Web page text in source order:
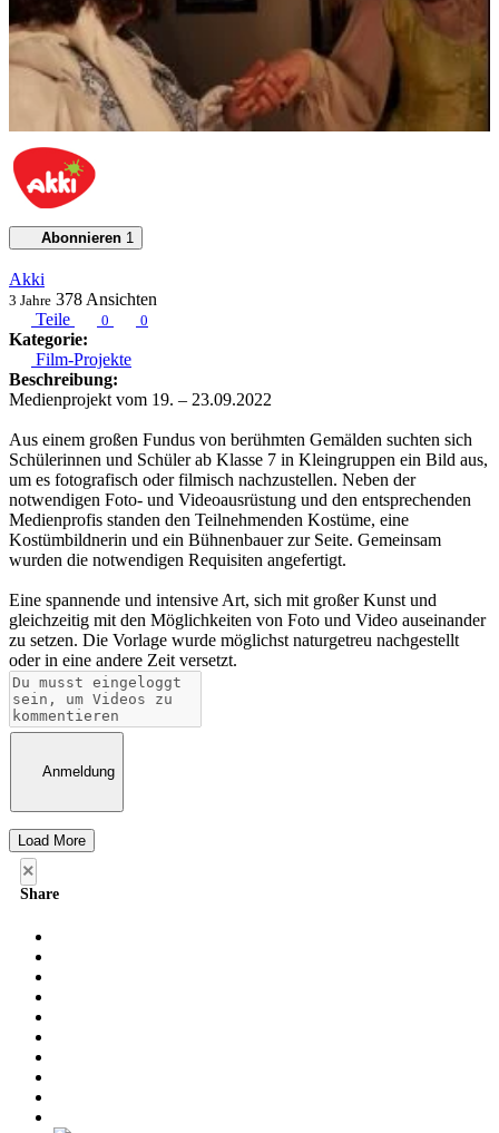
Abonnieren 1
Akki
3 Jahre 378 Ansichten
Teile
0 0
Kategorie:
Film-Projekte
Beschreibung:
Medienprojekt vom 19. – 23.09.2022
Aus einem großen Fundus von berühmten Gemälden suchten sich
Schülerinnen und Schüler ab Klasse 7 in Kleingruppen ein Bild aus,
um es fotografisch oder filmisch nachzustellen. Neben der
notwendigen Foto- und Videoausrüstung und den entsprechenden
Medienprofis standen den Teilnehmenden Kostüme, eine
Kostümbildnerin und ein Bühnenbauer zur Seite. Gemeinsam
wurden die notwendigen Requisiten angefertigt.
Eine spannende und intensive Art, sich mit großer Kunst und
gleichzeitig mit den Möglichkeiten von Foto und Video auseinander
zu setzen. Die Vorlage wurde möglichst naturgetreu nachgestellt
oder in eine andere Zeit versetzt.
Anmeldung
Load More
×
Share